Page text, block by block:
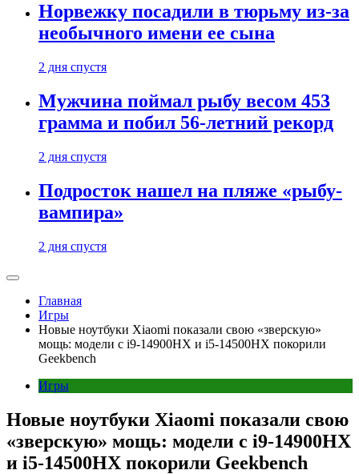
Норвежку посадили в тюрьму из-за
необычного имени ее сына
2 дня спустя
Мужчина поймал рыбу весом 453
грамма и побил 56-летний рекорд
2 дня спустя
Подросток нашел на пляже «рыбу-
вампира»
2 дня спустя
Главная
Игры
Новые ноутбуки Xiaomi показали свою «зверскую»
мощь: модели с i9-14900HX и i5-14500HX покорили
Geekbench
Игры
Новые ноутбуки Xiaomi показали свою
«зверскую» мощь: модели с i9-14900HX
и i5-14500HX покорили Geekbench